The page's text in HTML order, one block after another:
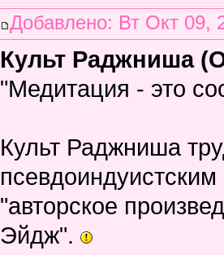
Добавлено: Вт Окт 09,
Культ Раджниша
"Медитация - это
Культ Раджниша
"авторское
Эйдж".